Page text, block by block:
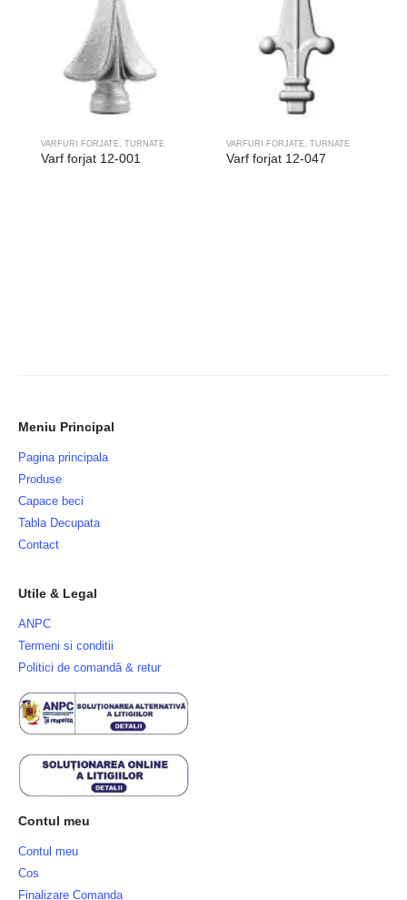
VARFURI FORJATE, TURNATE
Varf forjat 12-001
VARFURI FORJATE, TURNATE
Varf forjat 12-047
Meniu Principal
Pagina principala
Produse
Capace beci
Tabla Decupata
Contact
Utile & Legal
ANPC
Termeni si conditii
Politici de comandă & retur
Contul meu
Contul meu
Cos
Finalizare Comanda